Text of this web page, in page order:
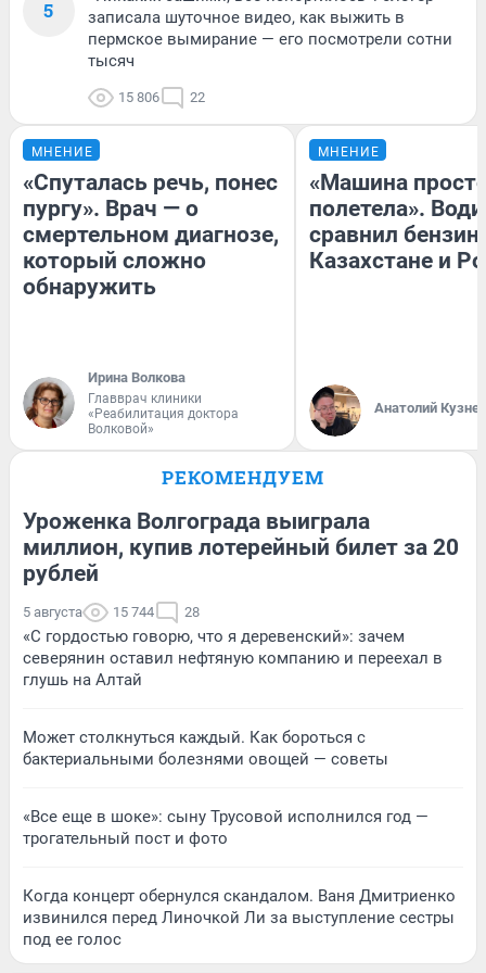
5
записала шуточное видео, как выжить в
пермское вымирание — его посмотрели сотни
тысяч
15 806 22
МНЕНИЕ
«Спуталась речь, понес
пургу». Врач — о
смертельном диагнозе,
который сложно
обнаружить
Ирина Волкова
Главврач клиники
«Реабилитация доктора
Волковой»
МНЕНИЕ
«Машина
полетела».
сравнил бензин
Казахстане и
Анатолий
РЕКОМЕНДУЕМ
Уроженка Волгограда выиграла
миллион, купив лотерейный билет за 20
рублей
5 августа 15 744 28
«С гордостью говорю, что я деревенский»: зачем
северянин оставил нефтяную компанию и переехал в
глушь на Алтай
Может столкнуться каждый. Как бороться с
бактериальными болезнями овощей — советы
«Все еще в шоке»: сыну Трусовой исполнился год —
трогательный пост и фото
Когда концерт обернулся скандалом. Ваня Дмитриенко
извинился перед Линочкой Ли за выступление сестры
под ее голос